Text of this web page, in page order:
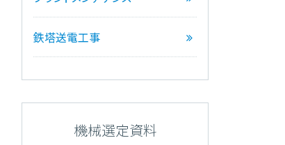
鉄塔送電工事
機械選定資料